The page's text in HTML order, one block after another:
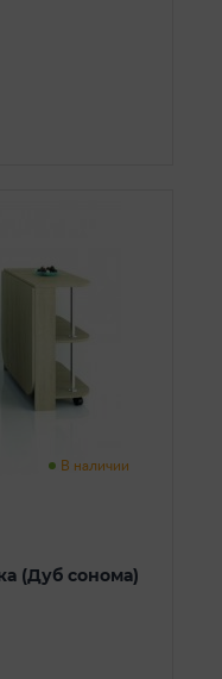
В наличии
(Дуб сонома)